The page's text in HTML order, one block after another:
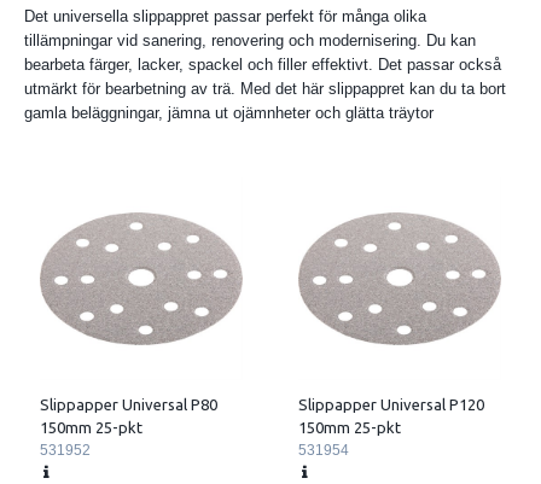
Det universella slippappret passar perfekt för många olika
tillämpningar vid sanering, renovering och modernisering. Du kan
bearbeta färger, lacker, spackel och filler effektivt. Det passar också
utmärkt för bearbetning av trä. Med det här slippappret kan du ta bort
gamla beläggningar, jämna ut ojämnheter och glätta träytor
Slippapper Universal P80
150mm 25-pkt
531952
Slippapper Universal P120
150mm 25-pkt
531954